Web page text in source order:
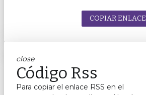
COPIAR ENLACE
close
Código Rss
Para copiar el enlace RSS en el